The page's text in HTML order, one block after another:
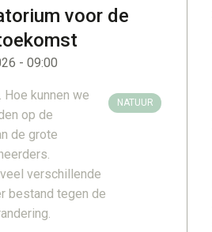
voor de
- 09:00
Hoe kunnen we
op de
de grote
verschillende
bestand tegen de
NATUUR